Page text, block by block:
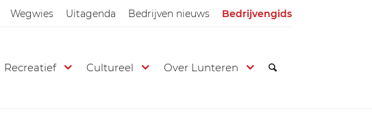
Wegwies Uitagenda Bedrijven nieuws Bedrijvengids
Recreatief Cultureel Over Lunteren